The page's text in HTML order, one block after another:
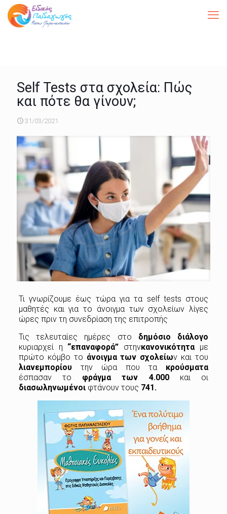
Self Tests στα σχολεία: Πώς
και πότε θα γίνουν;
31/03/2021
Τι γνωρίζουμε έως τώρα για τα self tests στους
μαθητές και για το άνοιγμα των σχολείων λίγες
ώρες πριν τη συνεδρίαση της επιτροπής
Τις τελευταίες ημέρες στο δημόσιο διάλογο
κυριαρχεί η “επαναφορά” στηνκανονικότητα με
πρώτο κόμβο το άνοιγμα των σχολείων και του
λιανεμπορίου την ώρα που τα κρούσματα
έσπασαν το φράγμα των 4.000και οι
διασωληνωμένοιφτάνουν τους 741.